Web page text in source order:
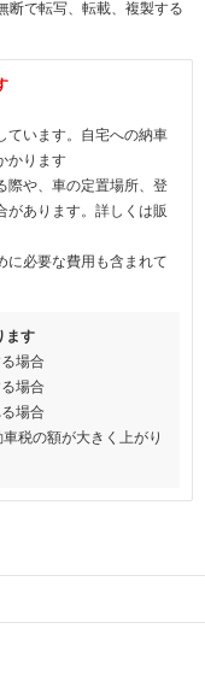
断で転写、転載、複製する
ています。自宅への納車
かります
際や、車の定置場所、登
があります。詳しくは販
必要な費用も含まれて
ます
場合
場合
場合
税の額が大きく上がり